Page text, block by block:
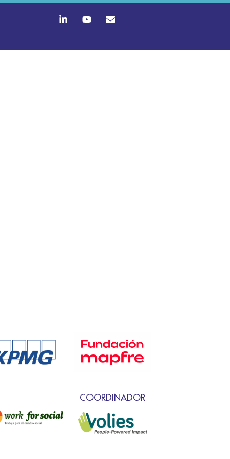
COORDINADOR